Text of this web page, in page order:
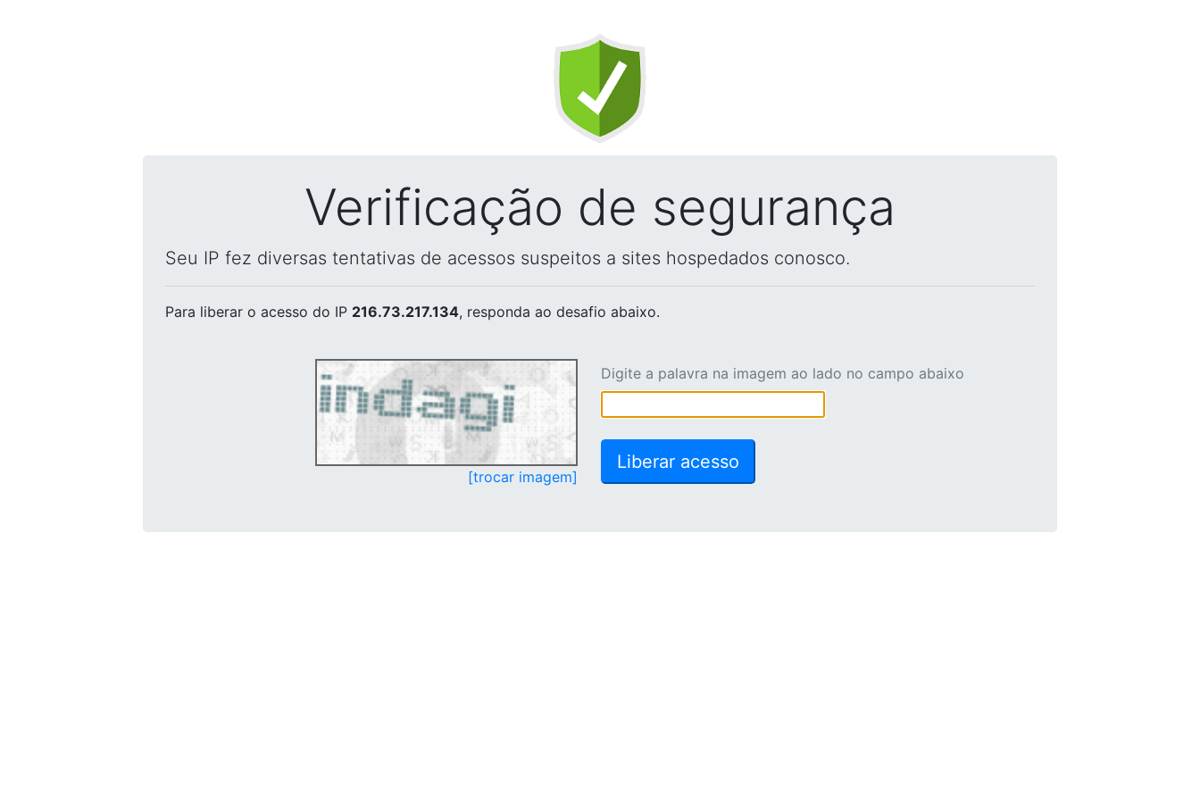
Verificação de segurança
Seu IP fez diversas tentativas de acessos suspeitos a sites hospedados conosco.
Para liberar o acesso do IP 216.73.217.134, responda ao desafio abaixo.
[trocar imagem]
Digite a palavra na imagem ao lado no campo abaixo